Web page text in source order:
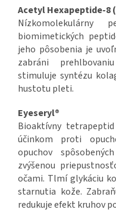
Acetyl Hexapeptide-8
biomimetických
jeho pôsobenia je
zabráni
stimuluje syntézu
hustotu pleti.
Eyeseryl®
Bioaktívny
účinkom proti
opuchov
zvýšenou
očami. Tlmí glykáciu
starnutia kože.
redukuje efekt kruhov